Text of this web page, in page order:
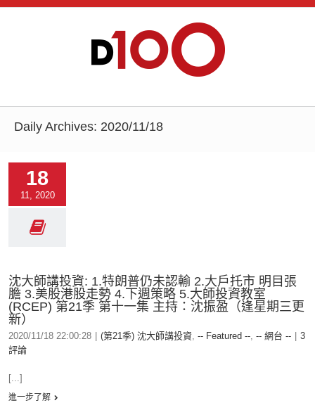
Daily Archives: 2020/11/18
18
11, 2020
沈大師講投資: 1.特朗普仍未認輸 2.大戶托市 明目張
膽 3.美股港股走勢 4.下週策略 5.大師投資教室
(RCEP) 第21季 第十一集 主持：沈振盈（逢星期三更
新）
2020/11/18 22:00:28 (第21季) 沈大師講投資, -- Featured --, -- 網台 --
3
評論
[...]
進一步了解